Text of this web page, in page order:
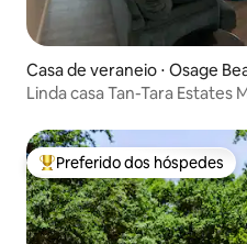
Casa de veraneio ⋅ Osage
Linda casa Tan-Tara Estates
Entre os melhores
Preferido dos hóspedes